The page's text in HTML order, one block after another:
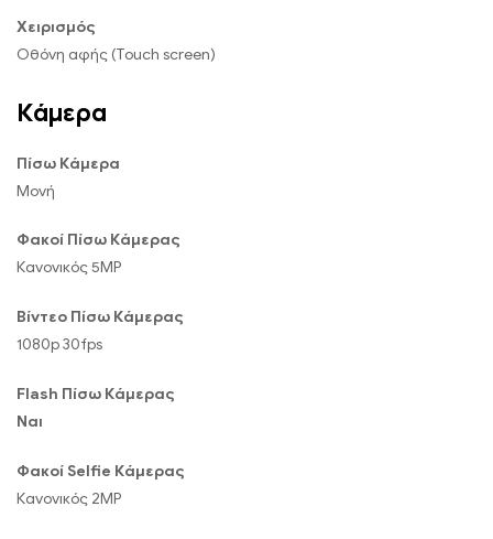
Χειρισμός
Οθόνη αφής (Touch screen)
Κάμερα
Πίσω Κάμερα
Μονή
Φακοί Πίσω Κάμερας
Κανονικός 5MP
Βίντεο Πίσω Κάμερας
1080p 30fps
Flash Πίσω Κάμερας
Ναι
Φακοί Selfie Κάμερας
Κανονικός 2MP